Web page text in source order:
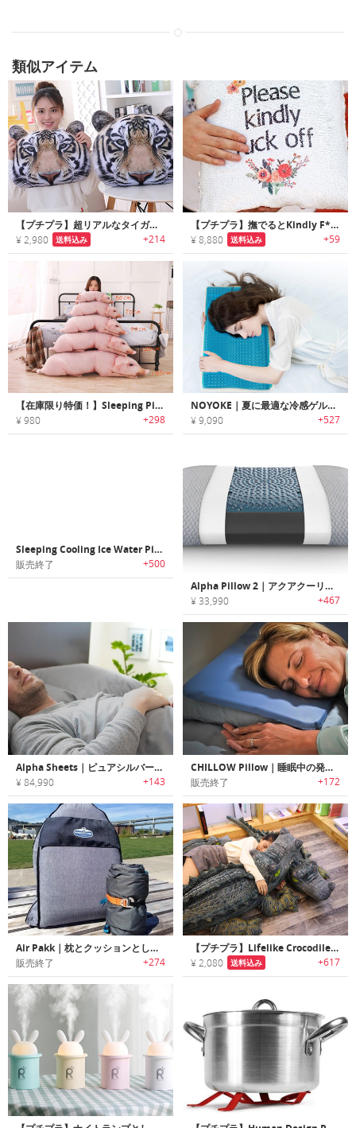
類似アイテム
【プチプラ】超リアルなタイガーピロークッション
¥ 2,980 送料込み +214
【プチプラ】撫でるとKindly F*ck Off メッセージが出現するリバーシブルピロー
¥ 8,880 送料込み +59
【在庫限り特価！】Sleeping Pig Plush Pillow｜リアルでキュートなピッグピロー
¥ 980 +298
NOYOKE｜夏に最適な冷感ゲルメモリフォームピロー「ノヨケ」
¥ 9,090 +527
Sleeping Cooling Ice Water Pillow｜水を入れるとひんやりする冷感ウォーターピロー
販売終了
+500
Alpha Pillow 2｜アクアクーリングメンブレン注入の冷感メモリーフォームピロー「アルファピロー2」
¥ 33,990 +467
Alpha Sheets｜ピュアシルバーでバクテリアや真菌、ウイルス、臭いを抑えるベッドシーツ「アルファ」
¥ 84,990 +143
CHILLOW Pillow｜睡眠中の発汗を抑える枕用クーリングパッド
販売終了 +172
Air Pakk｜枕とクッションとして使える自動膨張式バックパック
販売終了 +274
【プチプラ】Lifelike Crocodile｜リアルな実物大クロコダイルぬいぐるみ
¥ 2,080 送料込み +617